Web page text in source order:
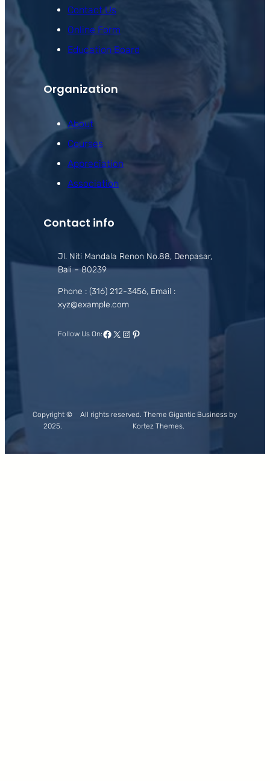
Contact Us
Online Form
Education Board
Organization
About
Courses
Appreciation
Association
Contact info
Jl. Niti Mandala Renon No.88, Denpasar,
Bali – 80239
Phone : (316) 212-3456, Email :
xyz@example.com
Follow Us On:Facebook
X Instagram
Pinterest
Copyright ©
2025.
All rights reserved. Theme Gigantic Business by
Kortez Themes.